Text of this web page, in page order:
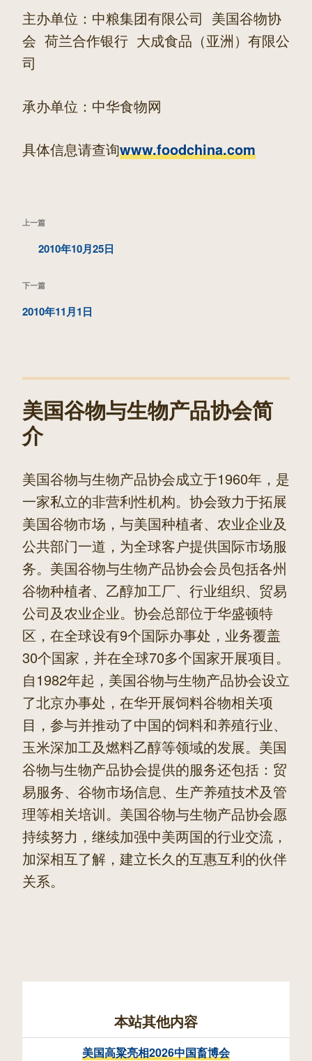
主办单位：中粮集团有限公司 美国谷物协
会 荷兰合作银行 大成食品（亚洲）有限公
司
承办单位：中华食物网
具体信息请查询www.foodchina.com
文
章
航
上
文
章
上一篇
2010年10月25日
下
一
章
下一篇
2010年11月1日
美国谷物与生物产品协会简
介
美国谷物与生物产品协会成立于1960年，是
一家私立的非营利性机构。协会致力于拓展
美国谷物市场，与美国种植者、农业企业及
公共部门一道，为全球客户提供国际市场服
务。美国谷物与生物产品协会会员包括各州
谷物种植者、乙醇加工厂、行业组织、贸易
公司及农业企业。协会总部位于华盛顿特
区，在全球设有9个国际办事处，业务覆盖
30个国家，并在全球70多个国家开展项目。
自1982年起，美国谷物与生物产品协会设立
了北京办事处，在华开展饲料谷物相关项
目，参与并推动了中国的饲料和养殖行业、
玉米深加工及燃料乙醇等领域的发展。美国
谷物与生物产品协会提供的服务还包括：贸
易服务、谷物市场信息、生产养殖技术及管
理等相关培训。美国谷物与生物产品协会愿
持续努力，继续加强中美两国的行业交流，
加深相互了解，建立长久的互惠互利的伙伴
关系。
本站其他内容
美国高粱亮相2026中国畜博会